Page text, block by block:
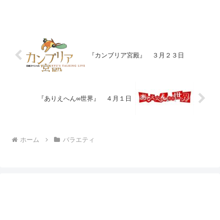
『カンブリア宮殿』 ３月２３日
『ありえへん∞世界』 ４月１日
ホーム バラエティ